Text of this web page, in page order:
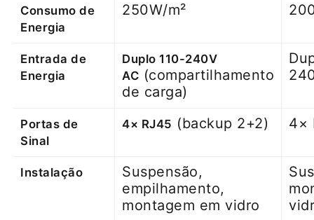
Consumo de
Energia
250W/m²
Entrada de
Energia
Duplo 110-240V
AC (compartilhamento
de carga)
Portas de
Sinal
4× RJ45 (backup 2+2) 4×
Instalação
Suspensão,
empilhamento,
montagem em vidro